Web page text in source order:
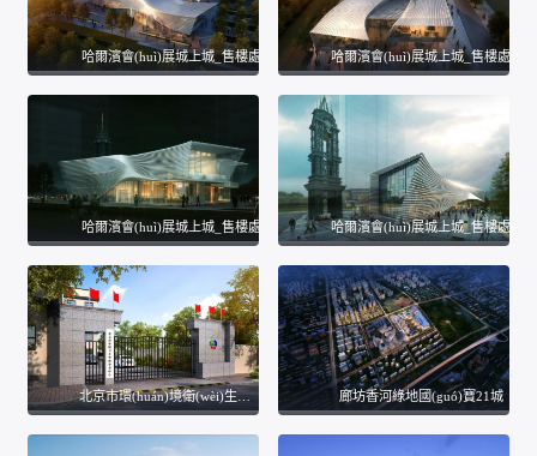
哈爾濱會(huì)展城上城_售樓處 哈爾濱會(huì)展城上城_售樓處
哈爾濱會(huì)展城上城_售樓處 哈爾濱會(huì)展城上城_售樓處
北京市環(huán)境衛(wèi)生管理事務(wù)中心入口大門 廊坊香河綠地國(guó)寶21城